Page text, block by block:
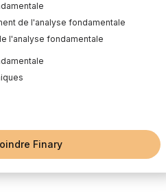
de l'analyse fondamentale
l'analyse fondamentale
du marché
fondamentale
analyse fondamentale
de l'analyse fondamentale
Finary
Édité par
méthode d'évaluation des
qui influencent leur
valeur intrinsèque d'une
tels que ses